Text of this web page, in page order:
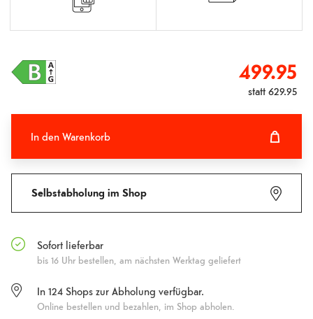
499.95
statt629.95
In den Warenkorb
Selbstabholung im Shop
Sofort lieferbar
bis 16 Uhr bestellen, am nächsten Werktag geliefert
In 124Shops zur Abholung verfügbar.
Online bestellen und bezahlen, im Shop abholen.